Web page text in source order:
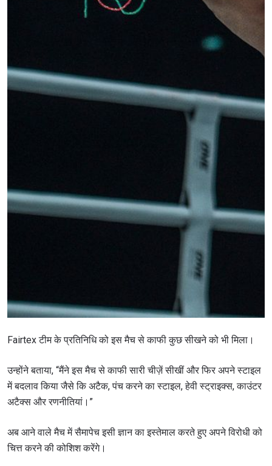
Fairtex टीम के प्रतिनिधि को इस मैच से काफी कुछ सीखने को भी मिला।
उन्होंने बताया, “मैंने इस मैच से काफी सारी चीज़ें सीखीं और फिर अपने स्टाइल
में बदलाव किया जैसे कि अटैक, पंच करने का स्टाइल, हेवी स्ट्राइक्स, काउंटर
अटैक्स और रणनीतियां।”
अब आने वाले मैच में सैमापेच इसी ज्ञान का इस्तेमाल करते हुए अपने विरोधी को
चित्त करने की कोशिश करेंगे।